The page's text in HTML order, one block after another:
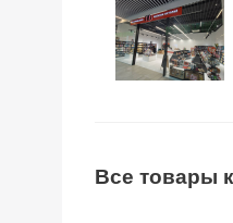
Все товары